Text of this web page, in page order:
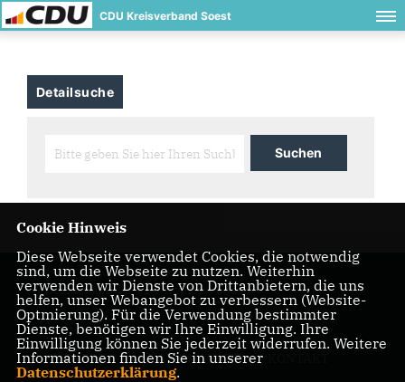
CDU Kreisverband Soest
Detailsuche
Homepage der CDU im Kreis Soest
IMPRESSUM DATENSCHUTZ
Cookie Hinweis
Diese Webseite verwendet Cookies, die notwendig
sind, um die Webseite zu nutzen. Weiterhin
verwenden wir Dienste von Drittanbietern, die uns
helfen, unser Webangebot zu verbessern (Website-
Optmierung). Für die Verwendung bestimmter
Dienste, benötigen wir Ihre Einwilligung. Ihre
Einwilligung können Sie jederzeit widerrufen. Weitere
Informationen finden Sie in unserer
Datenschutzerklärung.